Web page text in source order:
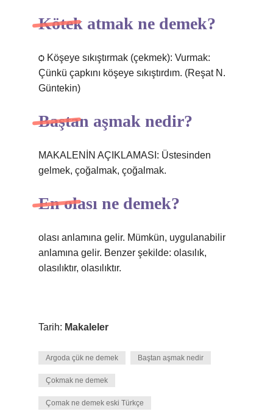
Kötek atmak ne demek?
ѻ Köşeye sıkıştırmak (çekmek): Vurmak:
Çünkü çapkını köşeye sıkıştırdım. (Reşat N.
Güntekin)
Baştan aşmak nedir?
MAKALENİN AÇIKLAMASI: Üstesinden
gelmek, çoğalmak, çoğalmak.
En olası ne demek?
olası anlamına gelir. Mümkün, uygulanabilir
anlamına gelir. Benzer şekilde: olasılık,
olasılıktır, olasılıktır.
Tarih: Makaleler
Argoda çük ne demek Baştan aşmak nedir
Çokmak ne demek
Çomak ne demek eski Türkçe